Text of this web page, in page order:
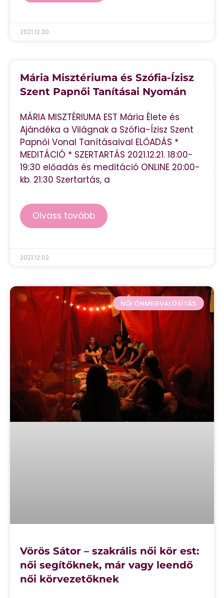
2021.12.30.
Mária Misztériuma és Szófia-Ízisz
Szent Papnői Tanításai Nyomán
MÁRIA MISZTÉRIUMA EST Mária Élete és
Ajándéka a Világnak a Szófia-Ízisz Szent
Papnői Vonal Tanításaival ELŐADÁS *
MEDITÁCIÓ * SZERTARTÁS 2021.12.21. 18:00-
19:30 előadás és meditáció ONLINE 20:00-
kb. 21:30 Szertartás, a
Olvass tovább
2021.12.02.
NŐI ÖNMEGVALÓSÍTÁS
Vörös Sátor – szakrális női kör est:
női segítőknek, már vagy leendő
női körvezetőknek